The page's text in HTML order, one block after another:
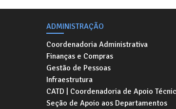
ADMINISTRAÇÃO
Coordenadoria Administrativa
Finanças e Compras
Gestão de Pessoas
Infraestrutura
CATD | Coordenadoria de Apoio
Seção de Apoio aos Departamentos